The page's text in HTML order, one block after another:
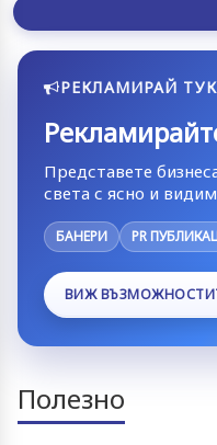
РЕКЛАМИРАЙ ТУК
Представете
света с ясно и
БАНЕРИ PR
ВИЖ
Полезно